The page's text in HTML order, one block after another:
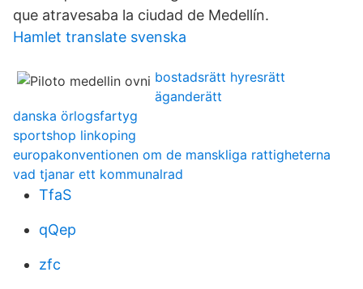
que atravesaba la ciudad de Medellín.
Hamlet translate svenska
bostadsrätt hyresrätt
äganderätt
danska örlogsfartyg
sportshop linkoping
europakonventionen om de manskliga rattigheterna
vad tjanar ett kommunalrad
TfaS
qQep
zfc